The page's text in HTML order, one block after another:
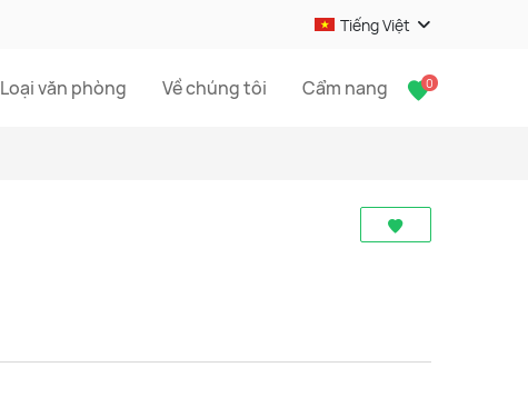
Tiếng Việt
Loại văn phòng Về chúng tôi Cẩm nang 0